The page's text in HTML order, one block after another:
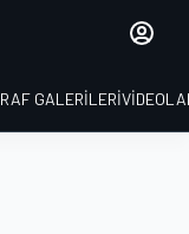
GALERILERI